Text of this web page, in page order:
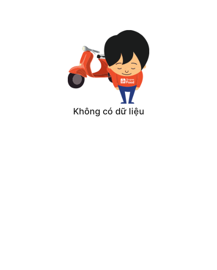
Không có dữ liệu